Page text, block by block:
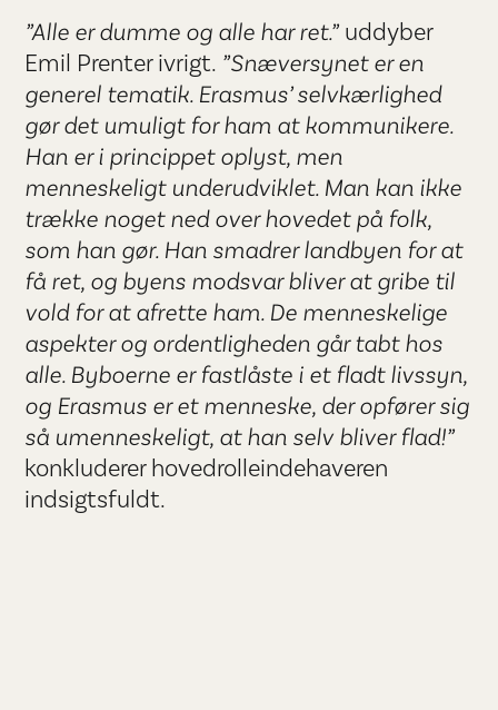
”Alle er dumme og alle har ret.” uddyber
Emil Prenter ivrigt. ”Snæversynet er en
generel tematik. Erasmus’ selvkærlighed
gør det umuligt for ham at kommunikere.
Han er i princippet oplyst, men
menneskeligt underudviklet. Man kan ikke
trække noget ned over hovedet på folk,
som han gør. Han smadrer landbyen for at
få ret, og byens modsvar bliver at gribe til
vold for at afrette ham. De menneskelige
aspekter og ordentligheden går tabt hos
alle. Byboerne er fastlåste i et fladt livssyn,
og Erasmus er et menneske, der opfører sig
så umenneskeligt, at han selv bliver flad!”
konkluderer hovedrolleindehaveren
indsigtsfuldt.